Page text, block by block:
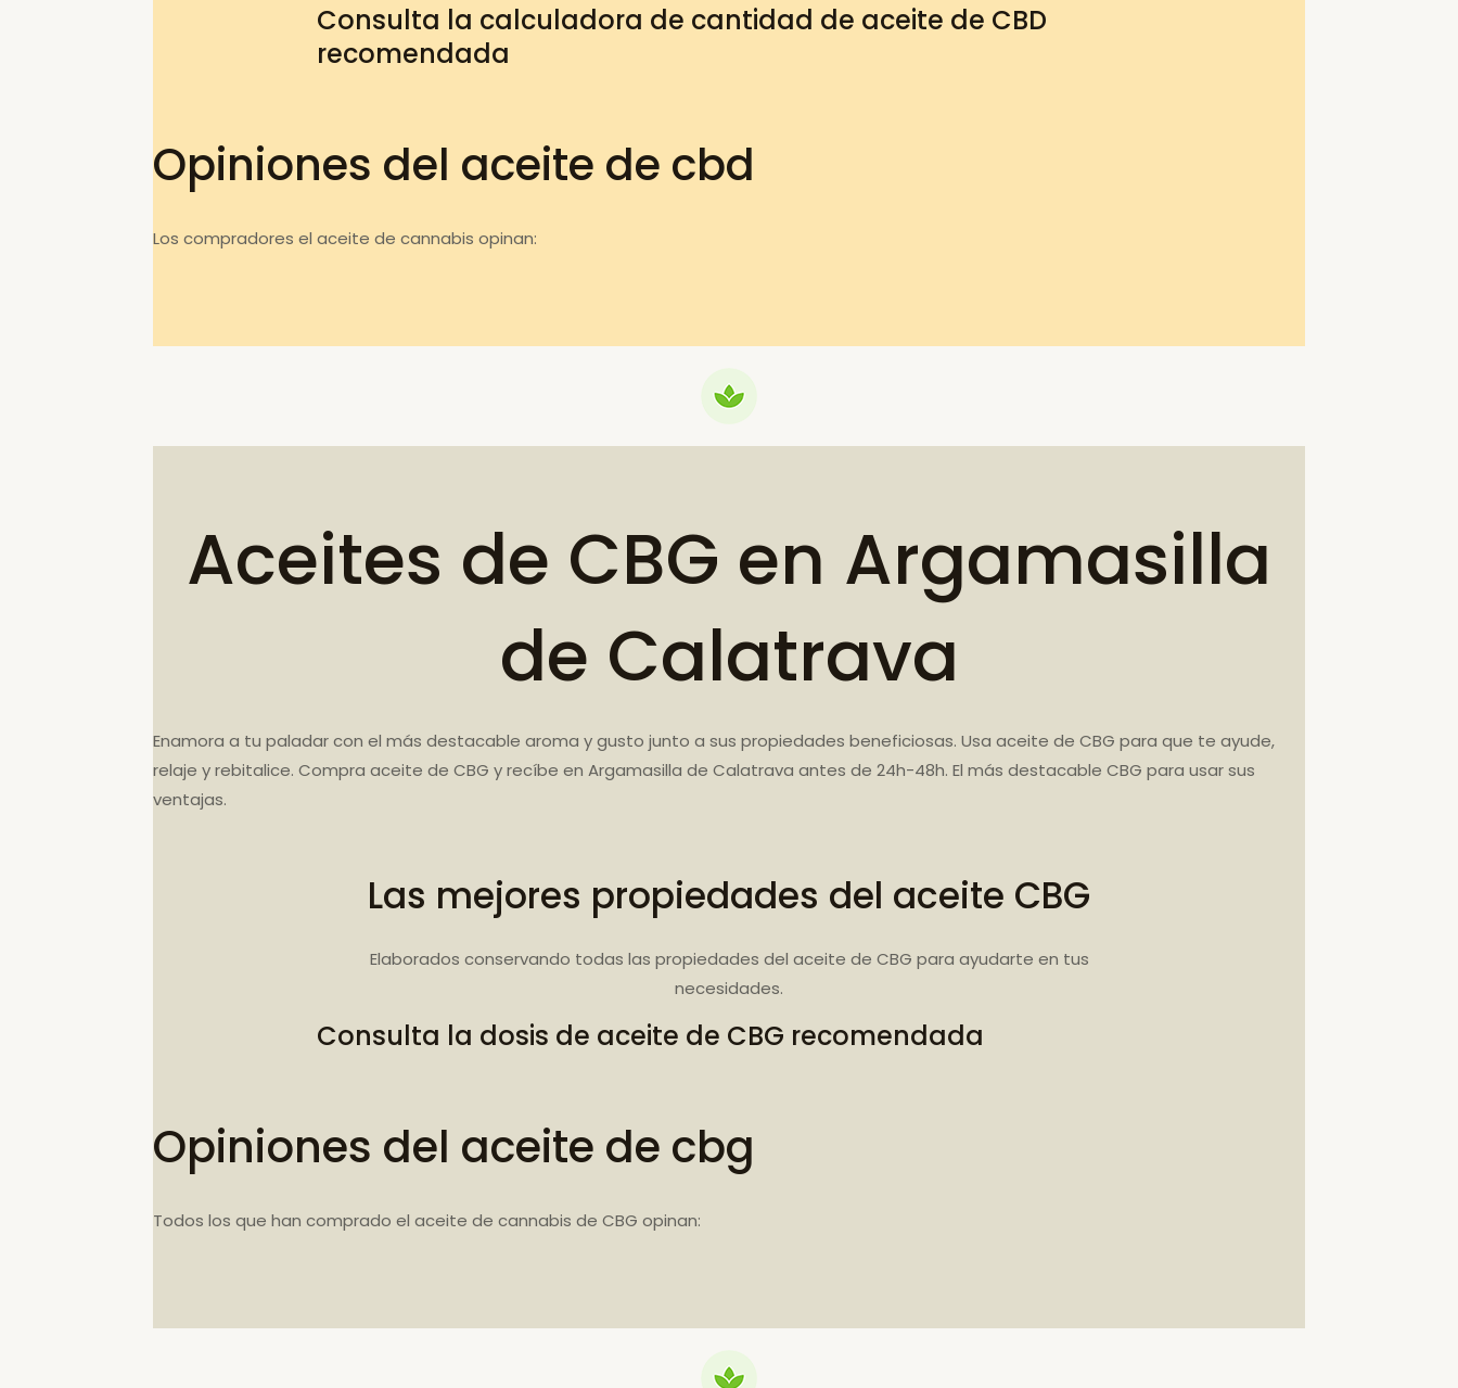
Consulta la calculadora de cantidad de aceite de CBD
recomendada
Opiniones del aceite de cbd
Los compradores el aceite de cannabis opinan:
Aceites de CBG en Argamasilla
de Calatrava
Enamora a tu paladar con el más destacable aroma y gusto junto a sus propiedades beneficiosas. Usa aceite de CBG para que te ayude,
relaje y rebitalice. Compra aceite de CBG y recíbe en Argamasilla de Calatrava antes de 24h-48h. El más destacable CBG para usar sus
ventajas.
Las mejores propiedades del aceite CBG
Elaborados conservando todas las propiedades del aceite de CBG para ayudarte en tus
necesidades.
Consulta la dosis de aceite de CBG recomendada
Opiniones del aceite de cbg
Todos los que han comprado el aceite de cannabis de CBG opinan: